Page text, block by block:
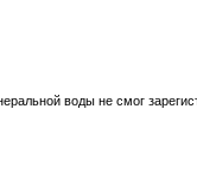
воды не смог